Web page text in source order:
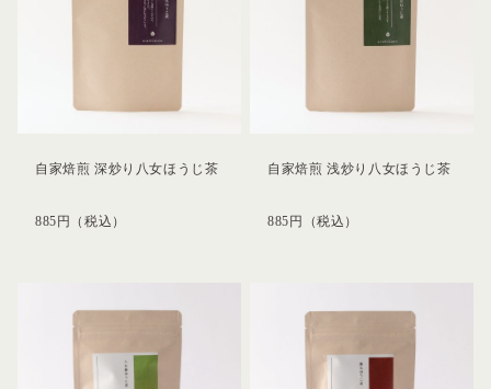
自家焙煎 深炒り八女ほうじ茶
885 円 （税込）
自家焙煎 浅炒り八女ほうじ茶
885 円 （税込）